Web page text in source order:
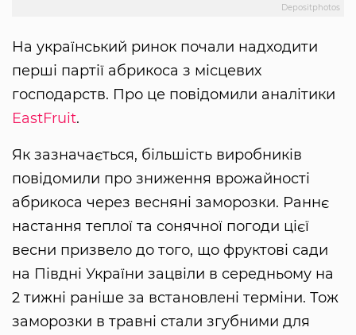
Depositphotos
На український ринок почали надходити
перші партії абрикоса з місцевих
господарств. Про це повідомили аналітики
EastFruit.
Як зазначається, більшість виробників
повідомили про зниження врожайності
абрикоса через весняні заморозки. Раннє
настання теплої та сонячної погоди цієї
весни призвело до того, що фруктові сади
на Півдні України зацвіли в середньому на
2 тижні раніше за встановлені терміни. Тож
заморозки в травні стали згубними для